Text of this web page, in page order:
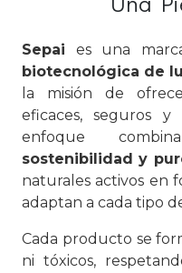
Sepai es una
biotecnológica de
la misión de
eficaces, seguros y
enfoque
sostenibilidad y
naturales activos en
adaptan a cada tipo
Cada producto se
ni tóxicos,